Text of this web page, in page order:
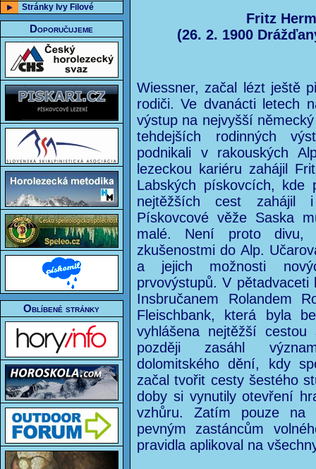
Stránky Ivy Filové
Doporučujeme
Oblíbené stránky
Fritz
(26. 2. 1900
Wiessner, začal lézt ještě
rodiči. Ve dvanácti letech
výstup na nejvyšší
tehdejších rodinných
podnikali v rakouských
lezeckou kariéru zahájil
Labských pískovcích, kde
nejtěžších cest zahájil i
Pískovcové věže Saska
malé. Není proto
zkušenostmi do Alp.
a jejich možnosti
prvovýstupů. V
Insbručanem Rolandem
Fleischbank, která byla
vyhlášena nejtěžší
později zasáhl
dolomitského dění, kdy
začal tvořit cesty šestého
doby si vynutily otevření
vzhůru. Zatím pouze
pevným zastáncům
pravidla aplikoval na